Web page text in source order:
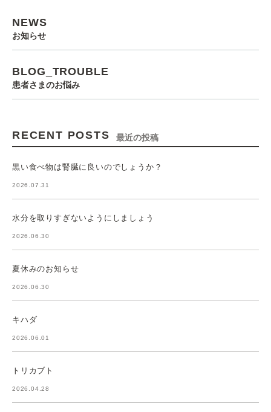
NEWS
お知らせ
BLOG_TROUBLE
患者さまのお悩み
RECENT POSTS 最近の投稿
黒い食べ物は腎臓に良いのでしょうか？
2026.07.31
水分を取りすぎないようにしましょう
2026.06.30
夏休みのお知らせ
2026.06.30
キハダ
2026.06.01
トリカブト
2026.04.28